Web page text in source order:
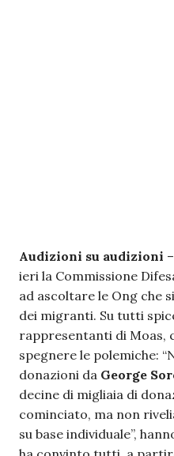
Audizioni su audizioni
ieri la Commissione
ad ascoltare le Ong che
dei migranti. Su tutti
rappresentanti di Moas,
spegnere le polemiche:
donazioni da George
decine di migliaia di
cominciato, ma non
su base individuale”,